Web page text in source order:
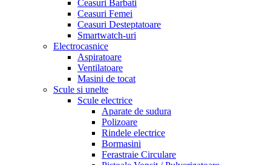
Ceasuri Barbati
Ceasuri Femei
Ceasuri Desteptatoare
Smartwatch-uri
Electrocasnice
Aspiratoare
Ventilatoare
Masini de tocat
Scule si unelte
Scule electrice
Aparate de sudura
Polizoare
Rindele electrice
Bormasini
Ferastraie Circulare